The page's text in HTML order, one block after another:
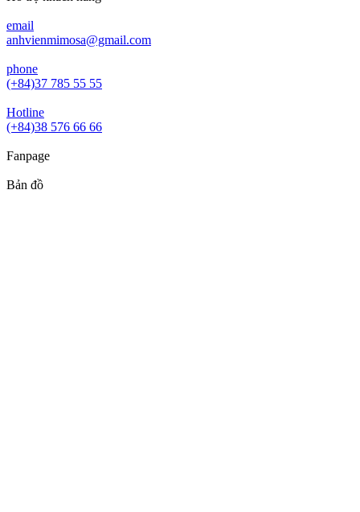
email
anhvienmimosa@gmail.com
phone
(+84)37 785 55 55
Hotline
(+84)38 576 66 66
Fanpage
Bản đồ